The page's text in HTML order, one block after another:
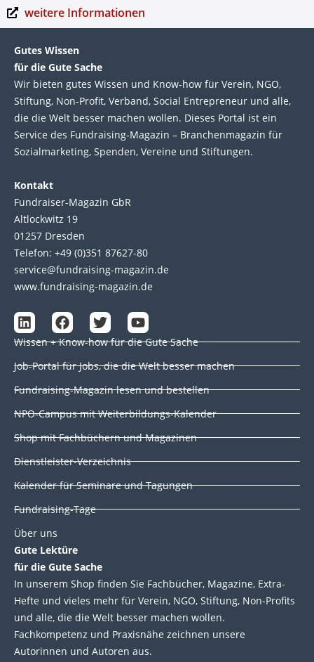
weitere Informationen
Gutes Wissen
für die Gute Sache
Wir bie­ten gutes Wis­sen und Know-how für Ver­ein, NGO,
Stif­tung, Non-Profit, Ver­band, Social Entre­pre­neur und alle,
die die Welt bes­ser machen wol­len. Die­ses Por­tal ist ein
Service des Fund­raising-Magazin – Bran­chen­magazin für
Sozial­marke­ting, Spen­den, Ver­eine und Stif­tun­gen.
Kontakt
Fundraiser-Magazin GbR
Altlockwitz 19
01257 Dresden
Telefon: +49 (0)351 87627-80
service@fundraising-magazin.de
www.fundraising-magazin.de
L
i
n
k
e
d
n
F
a
c
e
b
o
k
T
w
i
t
e
Y
o
u
t
u
b
Wissen + Know-how für die Gute Sache
Job-Portal für Jobs, die die Welt besser machen
Fundraising-Magazin lesen und bestellen
NPO-Campus mit Weiterbildungs-Kalender
Shop mit Fachbüchern und Magazinen
Dienstleister-Verzeichnis
Kalender für Seminare und Tagungen
Fundraising-Tage
Über uns
Gute Lektüre
für die Gute Sache
In unserem Shop finden Sie Fachbücher, Magazine, Extra-
Hefte und vieles mehr für Verein, NGO, Stiftung, Non-Profits
und alle, die die Welt besser machen wollen.
Fachkompetenz und Praxisnähe zeichnen unsere
Autorinnen und Autoren aus.